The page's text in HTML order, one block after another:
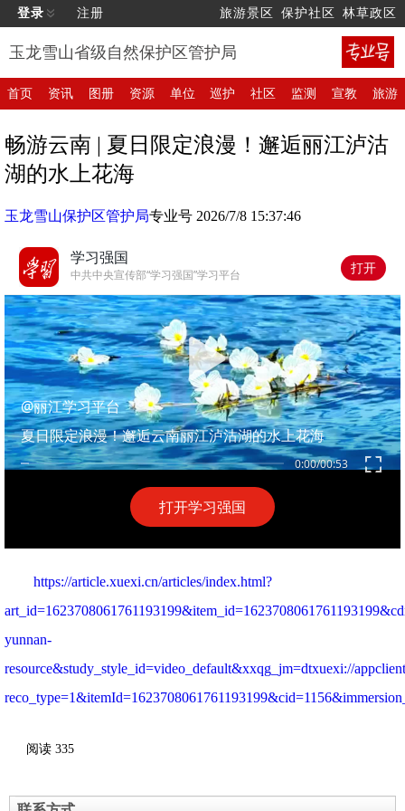
登录 注册 旅游景区 保护社区 林草政区
玉龙雪山省级自然保护区管护局
首页 资讯 图册 资源 单位 巡护 社区 监测 宣教 旅游
畅游云南 | 夏日限定浪漫！邂逅丽江泸沽
湖的水上花海
玉龙雪山保护区管护局专业号 2026/7/8 15:37:46
https://article.xuexi.cn/articles/index.html?
yunnan-
resource&study_style_id=video_default&xxqg_jm=dtxuexi://
阅读 335